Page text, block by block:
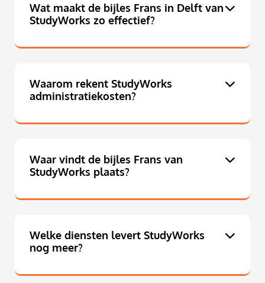
Wat maakt de bijles Frans in Delft van
StudyWorks zo effectief?
Waarom rekent StudyWorks
administratiekosten?
Waar vindt de bijles Frans van
StudyWorks plaats?
Welke diensten levert StudyWorks
nog meer?